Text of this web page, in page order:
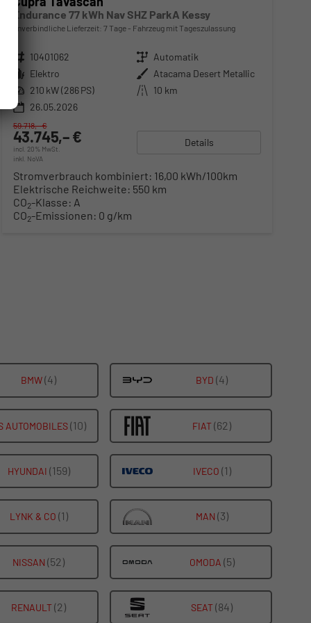
Endurance 77 kWh Nav SHZ ParkA Kessy
unverbindliche Lieferzeit: 7 Tage Fahrzeug mit Tageszulassung
Fahrzeugnr. 10401062 Getriebe Automatik
Kraftstoff Elektro Außenfarbe Atacama Desert Metallic
Leistung 210 kW (286 PS) Kilometerstand 10 km
26.05.2026
43.745,– €
incl. 20% MwSt.
inkl. NoVA
59.718,– €
Details
Stromverbrauch kombiniert: 16,00 kWh/100km
Elektrische Reichweite: 550 km
CO2-Klasse: A
CO2-Emissionen: 0 g/km
BMW(4)
FAHRZEUGE
ANZEIGEN
BYD (4)
FAHRZEUGE
ANZEIGEN
AUTOMOBILES (10)ALLE
FAHRZEUGE
AUTOMOBILES
ANZEIGEN
FIAT(62)
FAHRZEUGE
ANZEIGEN
HYUNDAI (159)ALLE
FAHRZEUGE
ANZEIGEN
IVECO (1)ALLE
FAHRZEUGE
ANZEIGEN
LYNK & CO (1)ALLE
FAHRZEUGE
&
MAN (3)ALLE
FAHRZEUGE
ANZEIGEN
NISSAN (52)
FAHRZEUGE
OMODA (5)ALLE
FAHRZEUGE
RENAULT(2) SEAT(84)